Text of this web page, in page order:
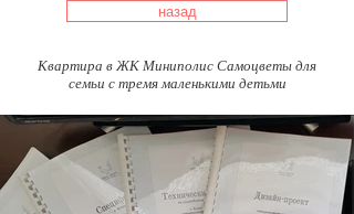
назад
Квартира в ЖК Миниполис Самоцветы для
семьи с тремя маленькими детьми